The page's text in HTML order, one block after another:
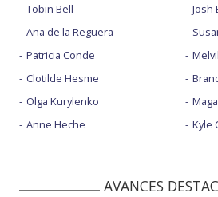
Tobin Bell
Ana de la Reguera
Patricia Conde
Clotilde Hesme
Olga Kurylenko
Anne Heche
Josh
Kyle
AVANCES